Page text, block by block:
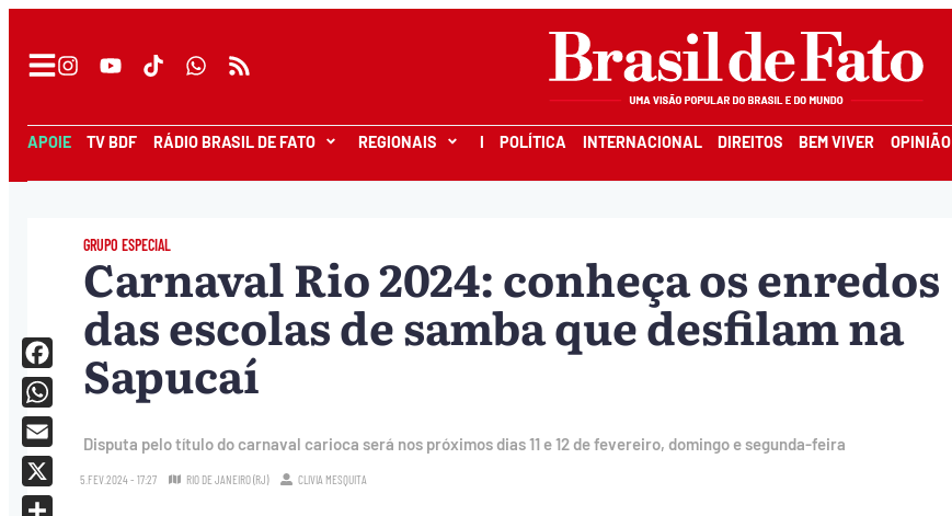
APOIE TV BDF RÁDIO BRASIL DE FATO REGIONAIS I POLÍTICA INTERNACIONAL DIREITOS BEM VIVER OPINIÃO
GRUPO ESPECIAL
Carnaval Rio 2024: conheça os enredos
das escolas de samba que desfilam na
Sapucaí
Disputa pelo título do carnaval carioca será nos próximos dias 11 e 12 de fevereiro, domingo e segunda-feira
5.FEV.2024 - 17:27 RIO DE JANEIRO (RJ) CLIVIA MESQUITA
Facebook
WhatsApp
Email
X